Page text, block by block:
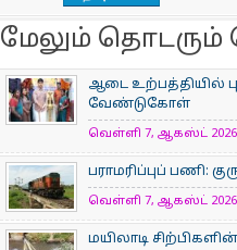
மேலும்
ஆடை உற்பத்தியில்
வேண்டுகோள்
வெள்ளி 7, ஆகஸ்ட் 2026
பராமரிப்புப் பணி:
வெள்ளி 7, ஆகஸ்ட் 2026
மயிலாடி